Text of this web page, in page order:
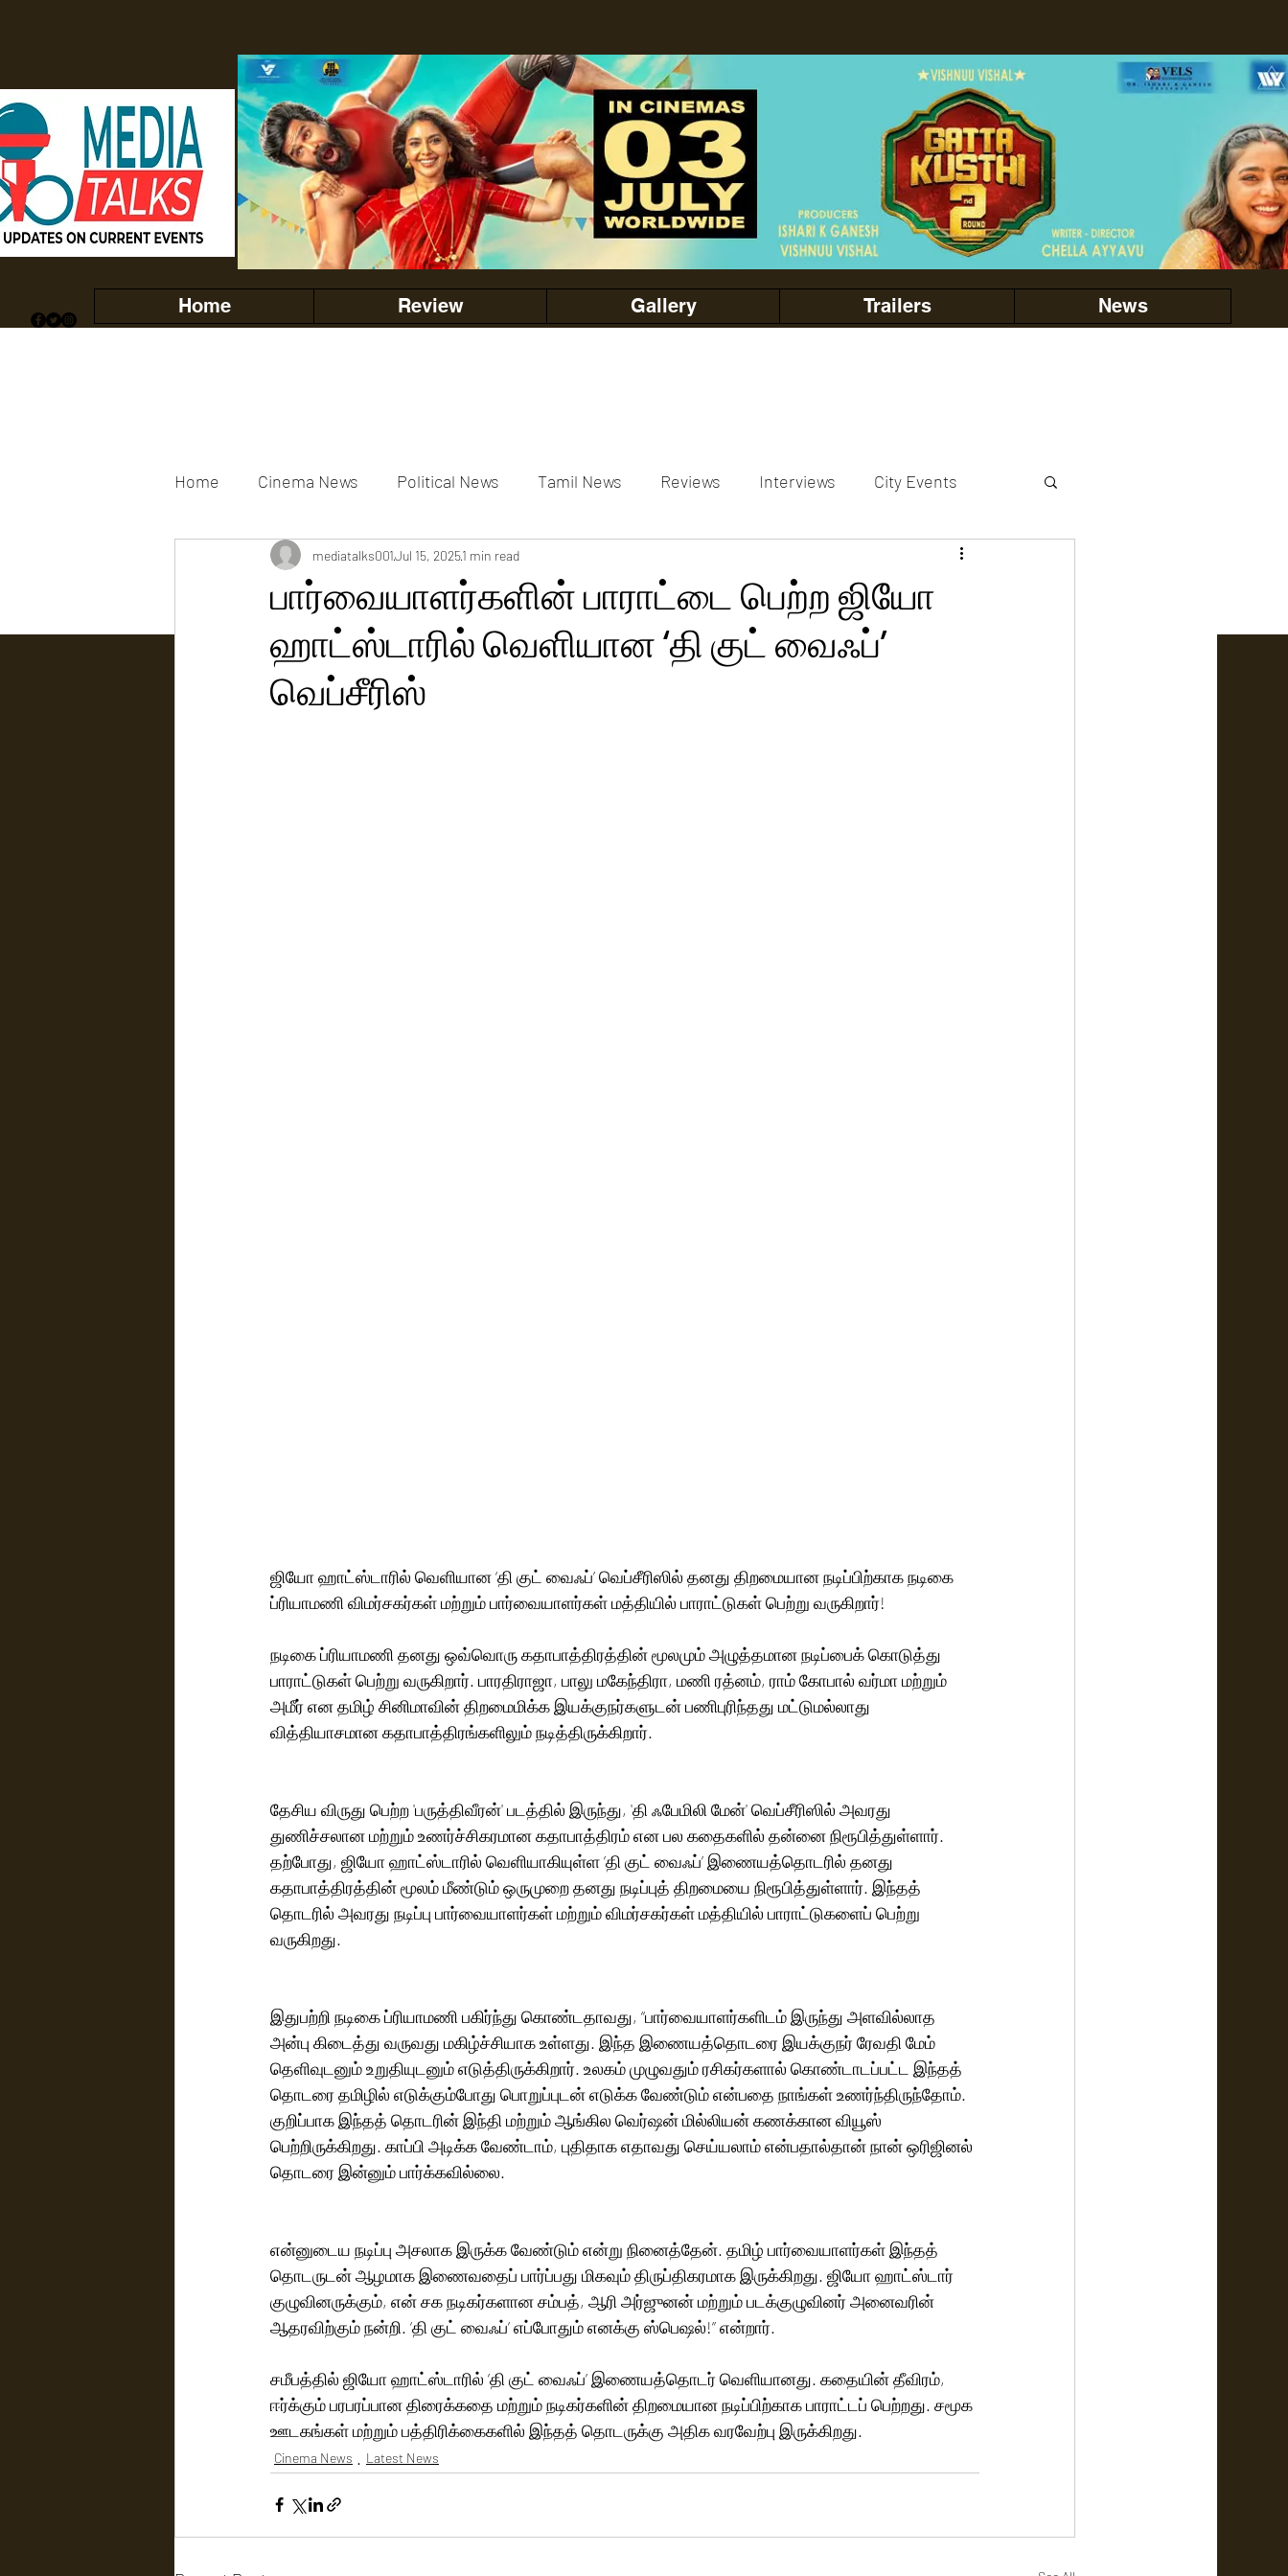
Home Review Gallery Trailers News
Home Cinema News Political News Tamil News Reviews Interviews City Events
Movies Gallery Actress Gallery Events Gallery actors gallery
பார்வையாளர்களின் பாராட்டை பெற்ற ஜியோ
ஹாட்ஸ்டாரில் வெளியான ‘தி குட் வைஃப்’
வெப்சீரிஸ்
mediatalks001Jul 15, 20251 min read
ஜியோ ஹாட்ஸ்டாரில் வெளியான ‘தி குட் வைஃப்’ வெப்சீரிஸில் தனது திறமையான நடிப்பிற்காக நடிகை
ப்ரியாமணி விமர்சகர்கள் மற்றும் பார்வையாளர்கள் மத்தியில் பாராட்டுகள் பெற்று வருகிறார்!
நடிகை ப்ரியாமணி தனது ஒவ்வொரு கதாபாத்திரத்தின் மூலமும் அழுத்தமான நடிப்பைக் கொடுத்து
பாராட்டுகள் பெற்று வருகிறார். பாரதிராஜா, பாலு மகேந்திரா, மணி ரத்னம், ராம் கோபால் வர்மா மற்றும்
அமீர் என தமிழ் சினிமாவின் திறமைமிக்க இயக்குநர்களுடன் பணிபுரிந்தது மட்டுமல்லாது
வித்தியாசமான கதாபாத்திரங்களிலும் நடித்திருக்கிறார்.
தேசிய விருது பெற்ற 'பருத்திவீரன்' படத்தில் இருந்து, 'தி ஃபேமிலி மேன்' வெப்சீரிஸில் அவரது
துணிச்சலான மற்றும் உணர்ச்சிகரமான கதாபாத்திரம் என பல கதைகளில் தன்னை நிரூபித்துள்ளார்.
தற்போது, ஜியோ ஹாட்ஸ்டாரில் வெளியாகியுள்ள ’தி குட் வைஃப்’ இணையத்தொடரில் தனது
கதாபாத்திரத்தின் மூலம் மீண்டும் ஒருமுறை தனது நடிப்புத் திறமையை நிரூபித்துள்ளார். இந்தத்
தொடரில் அவரது நடிப்பு பார்வையாளர்கள் மற்றும் விமர்சகர்கள் மத்தியில் பாராட்டுகளைப் பெற்று
வருகிறது.
இதுபற்றி நடிகை ப்ரியாமணி பகிர்ந்து கொண்டதாவது, “பார்வையாளர்களிடம் இருந்து அளவில்லாத
அன்பு கிடைத்து வருவது மகிழ்ச்சியாக உள்ளது. இந்த இணையத்தொடரை இயக்குநர் ரேவதி மேம்
தெளிவுடனும் உறுதியுடனும் எடுத்திருக்கிறார். உலகம் முழுவதும் ரசிகர்களால் கொண்டாடப்பட்ட இந்தத்
தொடரை தமிழில் எடுக்கும்போது பொறுப்புடன் எடுக்க வேண்டும் என்பதை நாங்கள் உணர்ந்திருந்தோம்.
குறிப்பாக இந்தத் தொடரின் இந்தி மற்றும் ஆங்கில வெர்ஷன் மில்லியன் கணக்கான வியூஸ்
பெற்றிருக்கிறது. காப்பி அடிக்க வேண்டாம், புதிதாக எதாவது செய்யலாம் என்பதால்தான் நான் ஒரிஜினல்
தொடரை இன்னும் பார்க்கவில்லை.
என்னுடைய நடிப்பு அசலாக இருக்க வேண்டும் என்று நினைத்தேன். தமிழ் பார்வையாளர்கள் இந்தத்
தொடருடன் ஆழமாக இணைவதைப் பார்ப்பது மிகவும் திருப்திகரமாக இருக்கிறது. ஜியோ ஹாட்ஸ்டார்
குழுவினருக்கும், என் சக நடிகர்களான சம்பத், ஆரி அர்ஜுனன் மற்றும் படக்குழுவினர் அனைவரின்
ஆதரவிற்கும் நன்றி. ‘தி குட் வைஃப்’ எப்போதும் எனக்கு ஸ்பெஷல்!” என்றார்.
சமீபத்தில் ஜியோ ஹாட்ஸ்டாரில் ’தி குட் வைஃப்’ இணையத்தொடர் வெளியானது. கதையின் தீவிரம்,
ஈர்க்கும் பரபரப்பான திரைக்கதை மற்றும் நடிகர்களின் திறமையான நடிப்பிற்காக பாராட்டப் பெற்றது. சமூக
ஊடகங்கள் மற்றும் பத்திரிக்கைகளில் இந்தத் தொடருக்கு அதிக வரவேற்பு இருக்கிறது.
Cinema News Latest News